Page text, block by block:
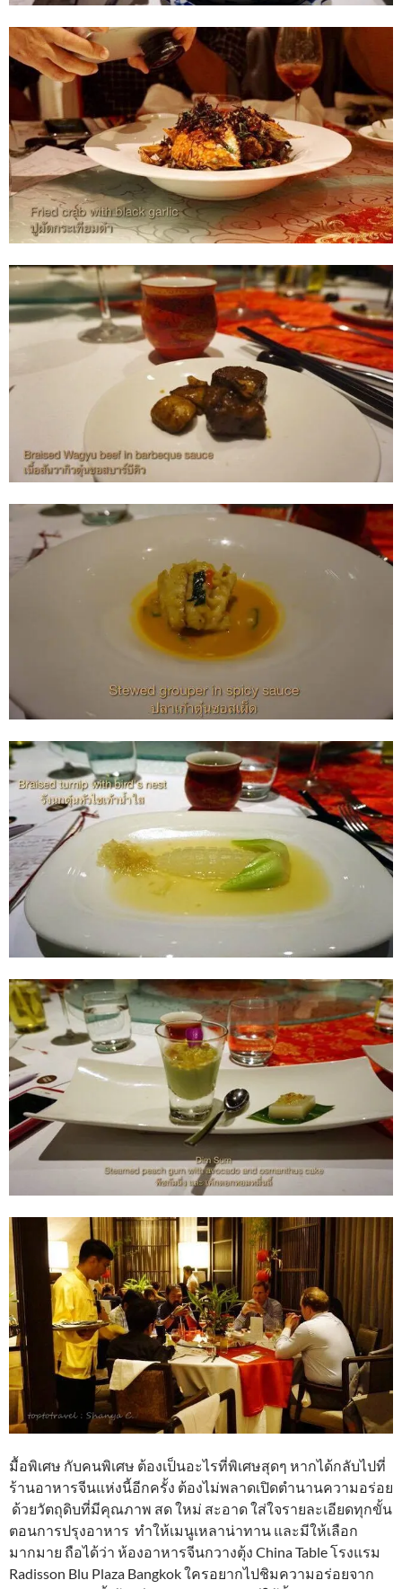
มื้อพิเศษ กับคนพิเศษ ต้องเป็นอะไรที่พิเศษสุดๆ หากได้กลับไปที่
ร้านอาหารจีนแห่งนี้อีกครั้ง ต้องไม่พลาดเปิดตำนานความอร่อย
ด้วยวัตถุดิบที่มีคุณภาพ สด ใหม่ สะอาด ใส่ใจรายละเอียดทุกขั้น
ตอนการปรุงอาหาร ทำให้เมนูเหลาน่าทาน และมีให้เลือก
มากมาย ถือได้ว่า ห้องอาหารจีนกวางตุ้ง China Table โรงแรม
Radisson Blu Plaza Bangkok ใครอยากไปชิมความอร่อยจาก